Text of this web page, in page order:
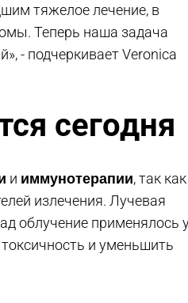
тяжелое лечение, в
Теперь наша задача
- подчеркивает Veronica
сегодня
и иммунотерапии, так как
излечения. Лучевая
облучение применялось
и уменьшить